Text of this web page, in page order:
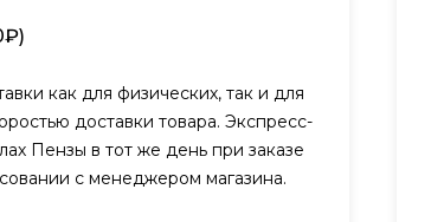
как для физических, так и для
доставки товара. Экспресс-
Пензы в тот же день при заказе
с менеджером магазина.